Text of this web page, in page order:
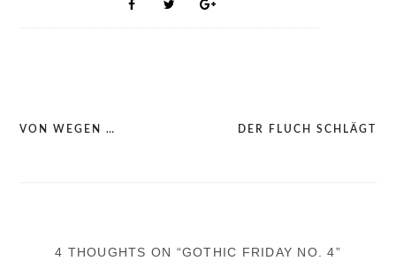
VON WEGEN … DER FLUCH SCHLÄGT
4 THOUGHTS ON “GOTHIC FRIDAY NO. 4”